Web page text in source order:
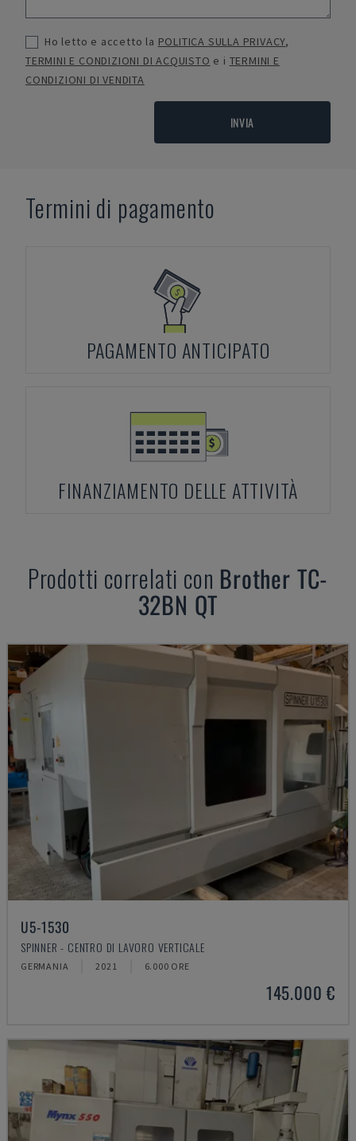
Ho letto e accetto la POLITICA SULLA PRIVACY,
TERMINI E CONDIZIONI DI ACQUISTO e i TERMINI E
CONDIZIONI DI VENDITA
INVIA
Termini di pagamento
PAGAMENTO ANTICIPATO
FINANZIAMENTO DELLE ATTIVITÀ
Prodotti correlati con Brother TC-
32BN QT
U5-1530
SPINNER - CENTRO DI LAVORO VERTICALE
GERMANIA 2021 6.000 ORE
145.000 €